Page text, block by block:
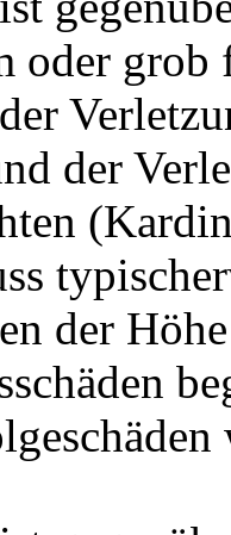
oder grob
der
der